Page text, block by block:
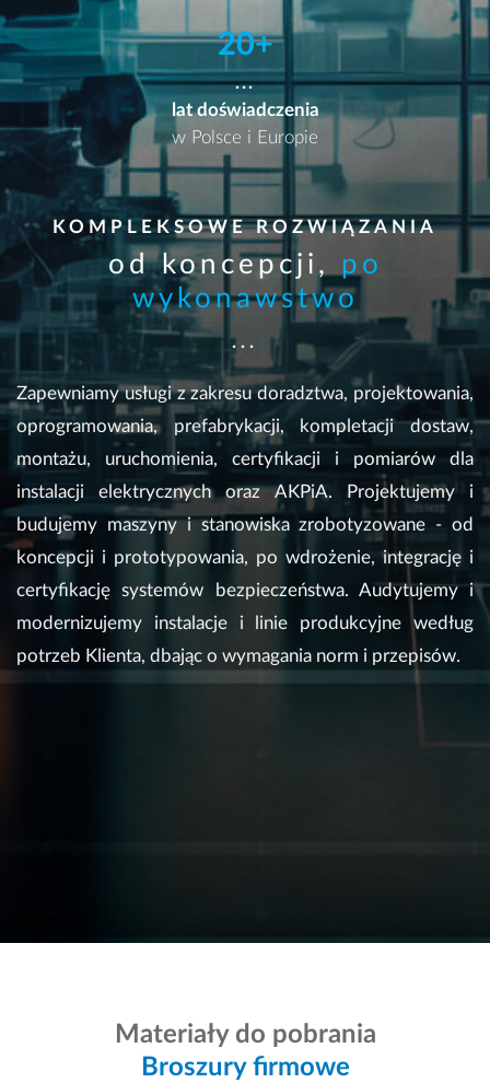
20+
lat doświadczenia
w Polsce i Europie
KOMPLEKSOWE ROZWIĄZANIA
od koncepcji, po
wykonawstwo
Zapewniamy usługi z zakresu doradztwa, projektowania,
oprogramowania, prefabrykacji, kompletacji dostaw,
montażu, uruchomienia, certyfikacji i pomiarów dla
instalacji elektrycznych oraz AKPiA. Projektujemy i
budujemy maszyny i stanowiska zrobotyzowane - od
koncepcji i prototypowania, po wdrożenie, integrację i
certyfikację systemów bezpieczeństwa. Audytujemy i
modernizujemy instalacje i linie produkcyjne według
potrzeb Klienta, dbając o wymagania norm i przepisów.
Materiały do pobrania
Broszury firmowe